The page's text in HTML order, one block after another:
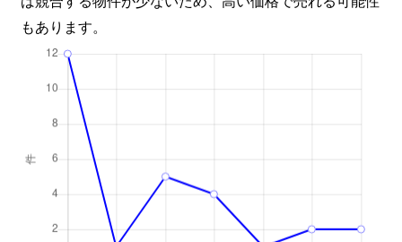
もあります。